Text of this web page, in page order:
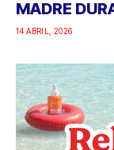
MADRE
14 ABRIL, 2026